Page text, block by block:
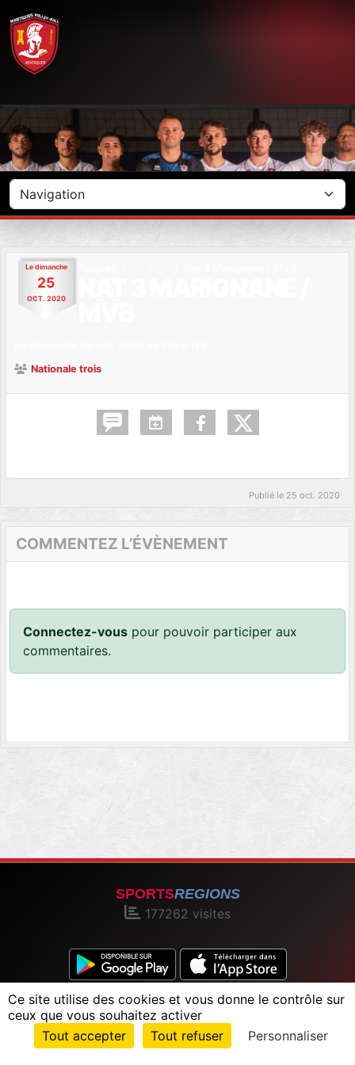
Ledimanche
25
OCT. 2020
Nationale trois
Publié le 25 oct. 2020
COMMENTEZ L’ÉVÈNEMENT
Connectez-vous pour pouvoir participer aux
commentaires.
SPORTSREGIONS
177262 visites
Charte cookies
Gestion des cookies
Informations légales
Signaler un contenu inapproprié
Envie de participer ?
Connexion
Panneau de gestion des cookies
Ce site utilise des cookies et vous donne le contrôle sur
ceux que vous souhaitez activer
Tout accepter
Tout refuser Personnaliser